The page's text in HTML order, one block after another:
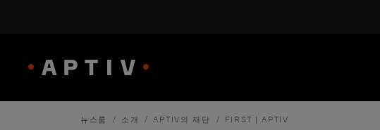
뉴스룸 / 소개 / APTIV의 재단 / FIRST | APTIV